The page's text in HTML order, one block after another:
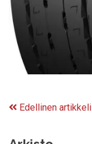
Edellinen artikkeli